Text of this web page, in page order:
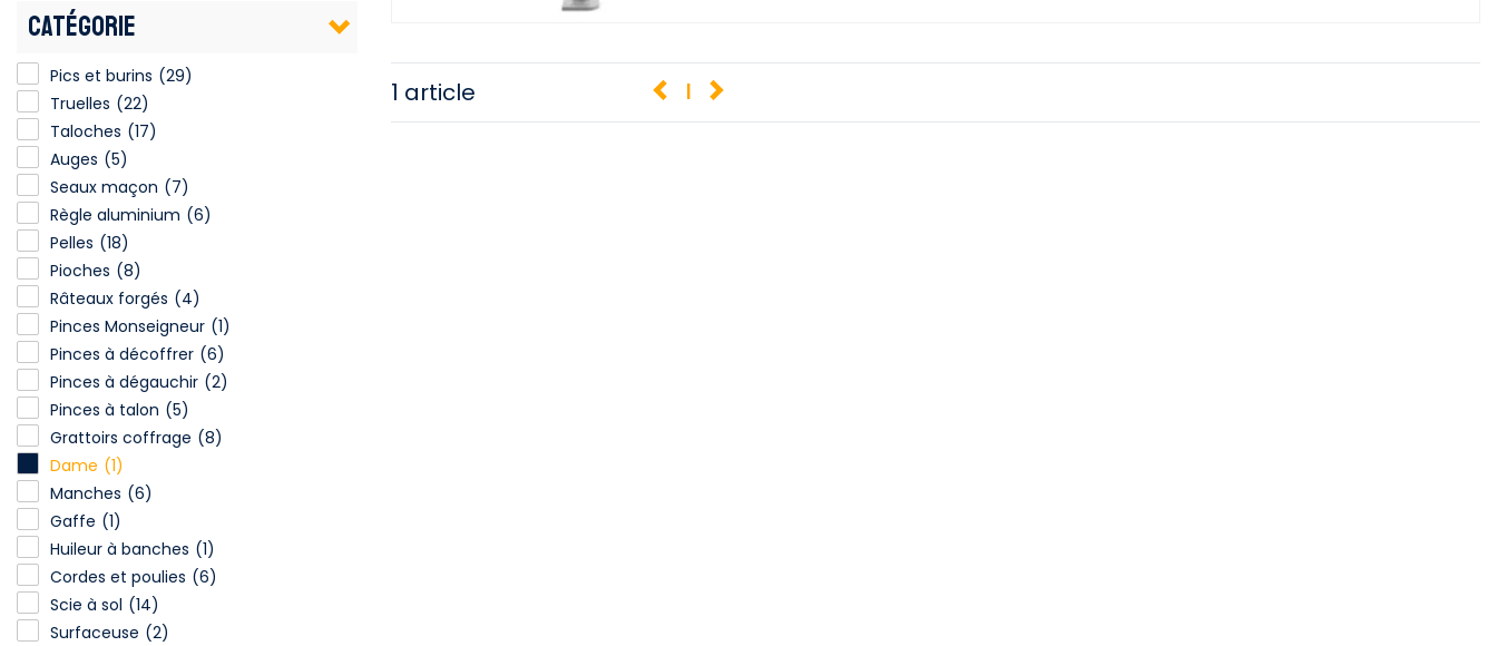
CATÉGORIE
Pics et burins (29)
Truelles (22)
Taloches (17)
Auges (5)
Seaux maçon (7)
Règle aluminium (6)
Pelles (18)
Pioches (8)
Râteaux forgés (4)
Pinces Monseigneur (1)
Pinces à décoffrer (6)
Pinces à dégauchir (2)
Pinces à talon (5)
Grattoirs coffrage (8)
Dame (1)
Manches (6)
Gaffe (1)
Huileur à banches (1)
Cordes et poulies (6)
Scie à sol (14)
Surfaceuse (2)
1 article 1